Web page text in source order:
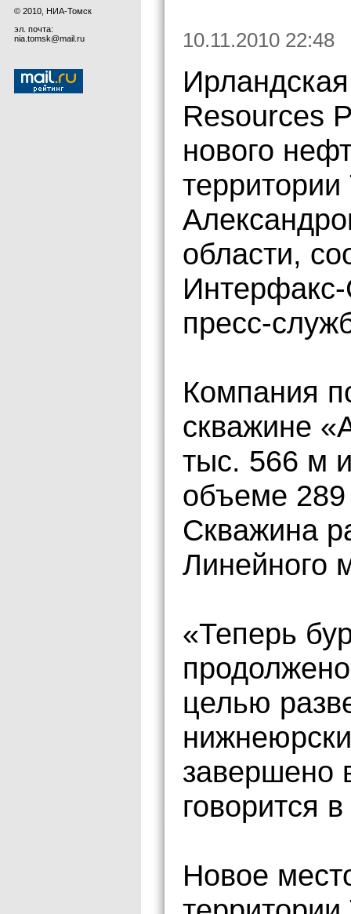
© 2010, НИА-Томск
эл. почта:
nia.tomsk@mail.ru
10.11.2010 22:48
Resources
нового
территории
области,
пресс-
Компания
скважине
тыс. 566 м
объеме 289
Скважина
Линейного
«Теперь
целью
завершено
говорится
Новое